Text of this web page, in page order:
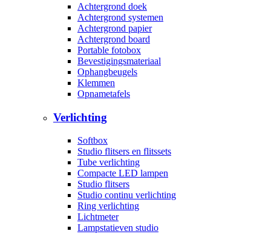
Achtergrond doek
Achtergrond systemen
Achtergrond papier
Achtergrond board
Portable fotobox
Bevestigingsmateriaal
Ophangbeugels
Klemmen
Opnametafels
Verlichting
Softbox
Studio flitsers en flitssets
Tube verlichting
Compacte LED lampen
Studio flitsers
Studio continu verlichting
Ring verlichting
Lichtmeter
Lampstatieven studio